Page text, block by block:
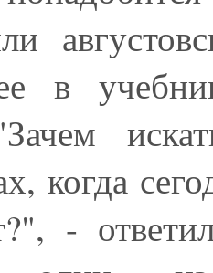
в
когда
-